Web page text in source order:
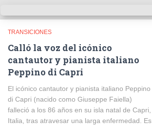
TRANSICIONES
Calló la voz del icónico
cantautor y pianista italiano
Peppino di Capri
El icónico cantautor y pianista italiano Peppino
di Capri (nacido como Giuseppe Faiella)
falleció a los 86 años en su isla natal de Capri,
Italia, tras atravesar una larga enfermedad. Es